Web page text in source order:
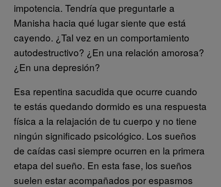
impotencia. Tendría que preguntarle a
Manisha hacia qué lugar siente que está
cayendo. ¿Tal vez en un comportamiento
autodestructivo? ¿En una relación amorosa?
¿En una depresión?
Esa repentina sacudida que ocurre cuando
te estás quedando dormido es una respuesta
física a la relajación de tu cuerpo y no tiene
ningún significado psicológico. Los sueños
de caídas casi siempre ocurren en la primera
etapa del sueño. En esta fase, los sueños
suelen estar acompañados por espasmos